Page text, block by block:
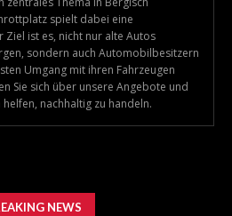
spielt dabei eine
Ziel ist es, nicht nur alte Autos
sondern auch Automobilbesitzern
Umgang mit ihren Fahrzeugen
Sie sich über unsere Angebote und
nachhaltig zu handeln.
NEWS